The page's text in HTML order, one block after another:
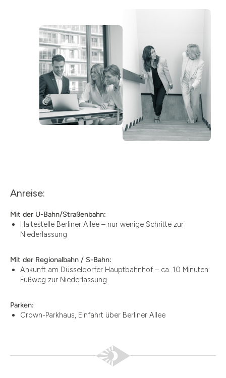
Anreise:
Mit der U-Bahn/Straßenbahn:
Haltestelle Berliner Allee – nur wenige Schritte zur
Niederlassung
Mit der Regionalbahn / S-Bahn:
Ankunft am Düsseldorfer Hauptbahnhof – ca. 10 Minuten
Fußweg zur Niederlassung
Parken:
Crown-Parkhaus, Einfahrt über Berliner Allee